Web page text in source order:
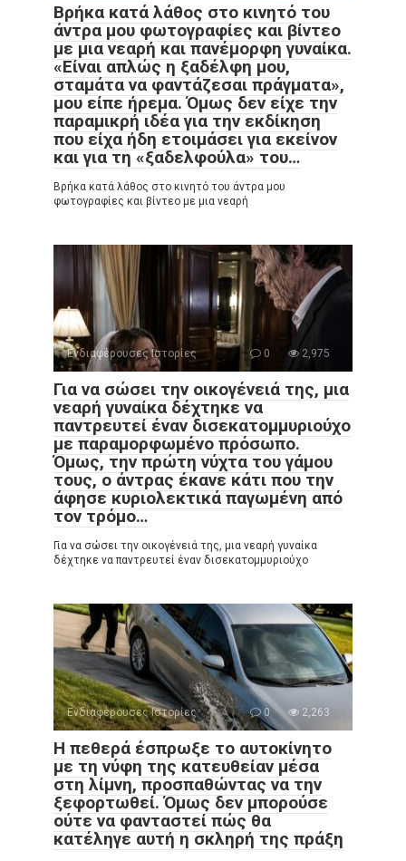
Βρήκα κατά λάθος στο κινητό του
άντρα μου φωτογραφίες και βίντεο
με μια νεαρή και πανέμορφη γυναίκα.
«Είναι απλώς η ξαδέλφη μου,
σταμάτα να φαντάζεσαι πράγματα»,
μου είπε ήρεμα. Όμως δεν είχε την
παραμικρή ιδέα για την εκδίκηση
που είχα ήδη ετοιμάσει για εκείνον
και για τη «ξαδελφούλα» του…
Βρήκα κατά λάθος στο κινητό του άντρα μου
φωτογραφίες και βίντεο με μια νεαρή
Ενδιαφέρουσες Ιστορίες 0 2,975
Για να σώσει την οικογένειά της, μια
νεαρή γυναίκα δέχτηκε να
παντρευτεί έναν δισεκατομμυριούχο
με παραμορφωμένο πρόσωπο.
Όμως, την πρώτη νύχτα του γάμου
τους, ο άντρας έκανε κάτι που την
άφησε κυριολεκτικά παγωμένη από
τον τρόμο…
Για να σώσει την οικογένειά της, μια νεαρή γυναίκα
δέχτηκε να παντρευτεί έναν δισεκατομμυριούχο
Ενδιαφέρουσες Ιστορίες 0 2,263
Η πεθερά έσπρωξε το αυτοκίνητο
με τη νύφη της κατευθείαν μέσα
στη λίμνη, προσπαθώντας να την
ξεφορτωθεί. Όμως δεν μπορούσε
ούτε να φανταστεί πώς θα
κατέληγε αυτή η σκληρή της πράξη